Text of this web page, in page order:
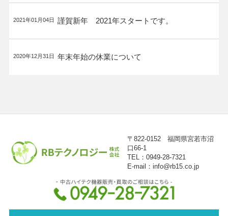
2021年01月04日 謹賀新年 2021年スタートです。
2020年12月31日 年末年始の休業について
〒822-0152 福岡県宮若市沼
口66-1
TEL：0949-28-7321
E-mail：info@rb15.co.jp